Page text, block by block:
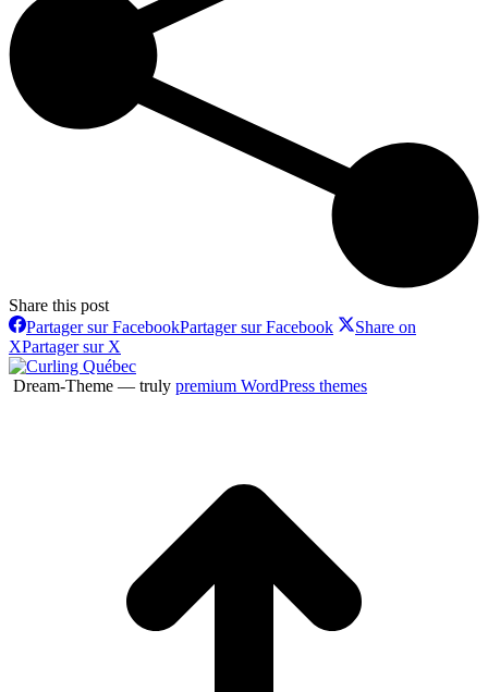
Share this post
Partager sur FacebookPartager sur Facebook
Share on
XPartager sur X
Dream-Theme — truly premium WordPress themes